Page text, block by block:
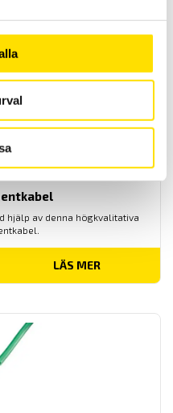
LÄS MER
hjälp av denna högkvalitativa
LÄS MER